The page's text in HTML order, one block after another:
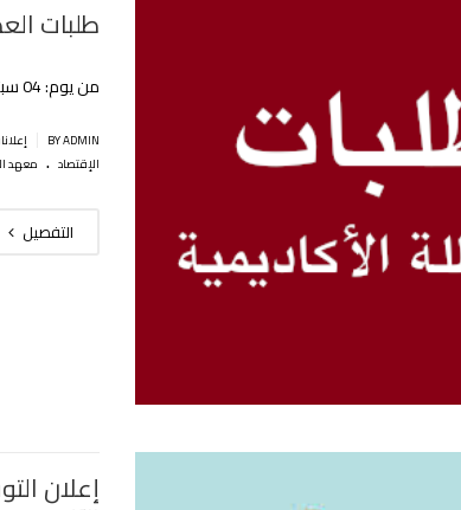
طلبات
من يوم: 04 سبتمبر إلى 03 نوفمبر 2022
BY ADMIN
الإقتصاد . معهد
التفصيل
إعلان